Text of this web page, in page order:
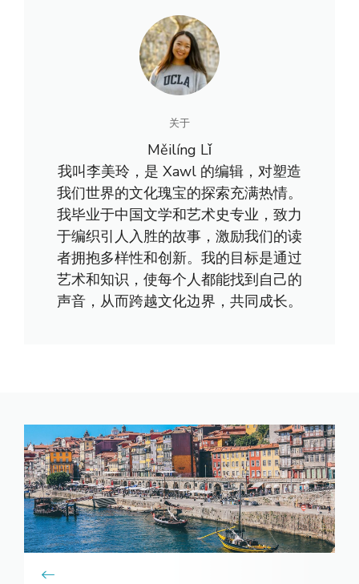
关于
Měilíng Lǐ
我叫李美玲，是 Xawl 的编辑，对塑造
我们世界的文化瑰宝的探索充满热情。
我毕业于中国文学和艺术史专业，致力
于编织引人入胜的故事，激励我们的读
者拥抱多样性和创新。我的目标是通过
艺术和知识，使每个人都能找到自己的
声音，从而跨越文化边界，共同成长。